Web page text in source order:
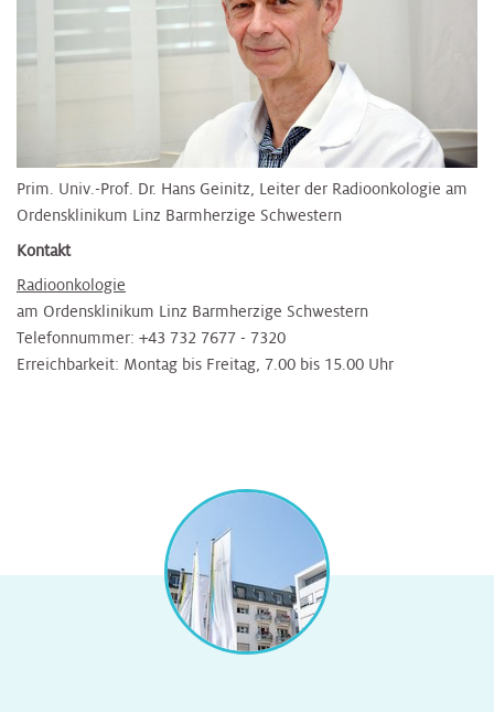
Prim. Univ.-Prof. Dr. Hans Geinitz, Leiter der Radioonkologie am
Ordensklinikum Linz Barmherzige Schwestern
Kontakt
Radioonkologie
am Ordensklinikum Linz Barmherzige Schwestern
Telefonnummer: +43 732 7677 - 7320
Erreichbarkeit: Montag bis Freitag, 7.00 bis 15.00 Uhr